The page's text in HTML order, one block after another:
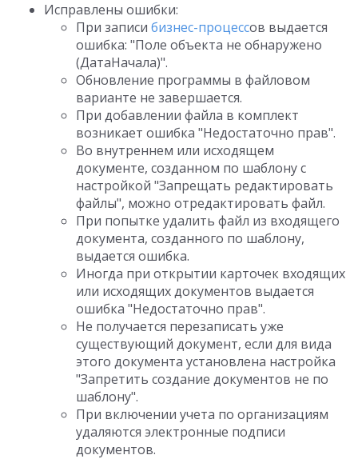
Исправлены ошибки:
При записи бизнес-процессов выдается
ошибка: "Поле объекта не обнаружено
(ДатаНачала)".
Обновление программы в файловом
варианте не завершается.
При добавлении файла в комплект
возникает ошибка "Недостаточно прав".
Во внутреннем или исходящем
документе, созданном по шаблону с
настройкой "Запрещать редактировать
файлы", можно отредактировать файл.
При попытке удалить файл из входящего
документа, созданного по шаблону,
выдается ошибка.
Иногда при открытии карточек входящих
или исходящих документов выдается
ошибка "Недостаточно прав".
Не получается перезаписать уже
существующий документ, если для вида
этого документа установлена настройка
"Запретить создание документов не по
шаблону".
При включении учета по организациям
удаляются электронные подписи
документов.